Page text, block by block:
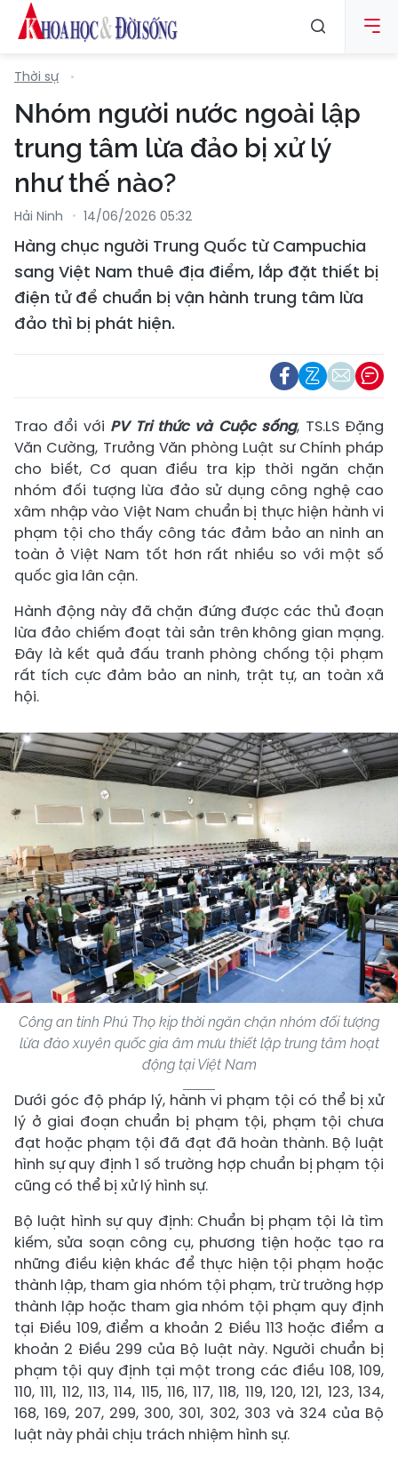
Thời sự
Nhóm người nước ngoài lập
trung tâm lừa đảo bị xử lý
như thế nào?
Hải Ninh 14/06/2026 05:32
Hàng chục người Trung Quốc từ Campuchia
sang Việt Nam thuê địa điểm, lắp đặt thiết bị
điện tử để chuẩn bị vận hành trung tâm lừa
đảo thì bị phát hiện.
Trao đổi với PV Tri thức và Cuộc sống, TS.LS Đặng
Văn Cường, Trưởng Văn phòng Luật sư Chính pháp
cho biết, Cơ quan điều tra kịp thời ngăn chặn
nhóm đối tượng lừa đảo sử dụng công nghệ cao
xâm nhập vào Việt Nam chuẩn bị thực hiện hành vi
phạm tội cho thấy công tác đảm bảo an ninh an
toàn ở Việt Nam tốt hơn rất nhiều so với một số
quốc gia lân cận.
Hành động này đã chặn đứng được các thủ đoạn
lừa đảo chiếm đoạt tài sản trên không gian mạng.
Đây là kết quả đấu tranh phòng chống tội phạm
rất tích cực đảm bảo an ninh, trật tự, an toàn xã
hội.
Công an tỉnh Phú Thọ kịp thời ngăn chặn nhóm đối tượng
lừa đảo xuyên quốc gia âm mưu thiết lập trung tâm hoạt
động tại Việt Nam
Dưới góc độ pháp lý, hành vi phạm tội có thể bị xử
lý ở giai đoạn chuẩn bị phạm tội, phạm tội chưa
đạt hoặc phạm tội đã đạt đã hoàn thành. Bộ luật
hình sự quy định 1 số trường hợp chuẩn bị phạm tội
cũng có thể bị xử lý hình sự.
Bộ luật hình sự quy định: Chuẩn bị phạm tội là tìm
kiếm, sửa soạn công cụ, phương tiện hoặc tạo ra
những điều kiện khác để thực hiện tội phạm hoặc
thành lập, tham gia nhóm tội phạm, trừ trường hợp
thành lập hoặc tham gia nhóm tội phạm quy định
tại Điều 109, điểm a khoản 2 Điều 113 hoặc điểm a
khoản 2 Điều 299 của Bộ luật này. Người chuẩn bị
phạm tội quy định tại một trong các điều 108, 109,
110, 111, 112, 113, 114, 115, 116, 117, 118, 119, 120, 121, 123, 134,
168, 169, 207, 299, 300, 301, 302, 303 và 324 của Bộ
luật này phải chịu trách nhiệm hình sự.